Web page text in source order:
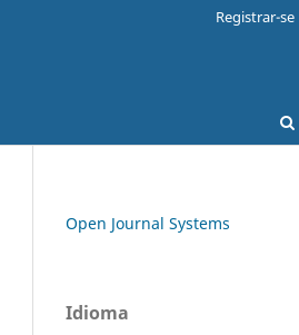
Registrar-se
Open Journal Systems
Idioma